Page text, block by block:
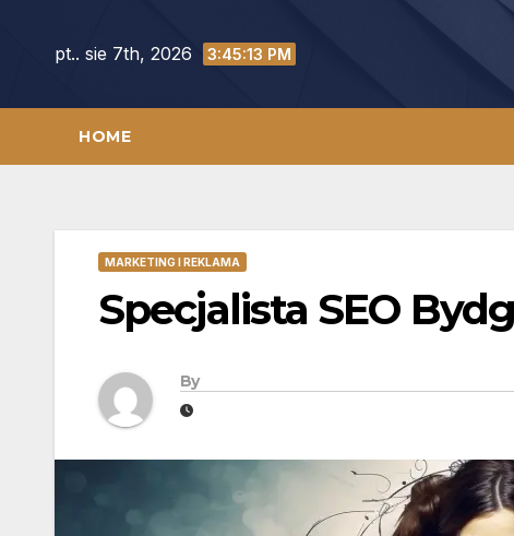
pt.. sie 7th, 2026 3:45:14 PM
HOME
MARKETING I REKLAMA
Specjalista SEO
By